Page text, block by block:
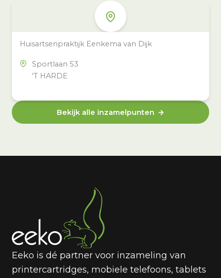
Huisartsenpraktijk Eenkema van Dijk
Sportlaan 53
'T HARDE
Bekijk alle inzamelpunten
Eeko is dé partner voor inzameling van
printercartridges, mobiele telefoons, tablets